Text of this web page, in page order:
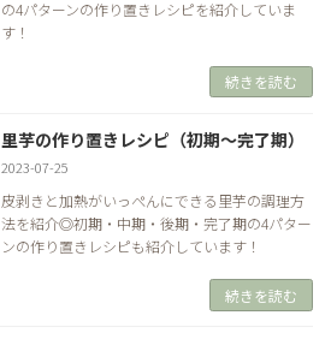
の4パターンの作り置きレシピを紹介していま
す！
続きを読む
里芋の作り置きレシピ（初期～完了期）
2023-07-25
皮剥きと加熱がいっぺんにできる里芋の調理方
法を紹介◎初期・中期・後期・完了期の4パター
ンの作り置きレシピも紹介しています！
続きを読む